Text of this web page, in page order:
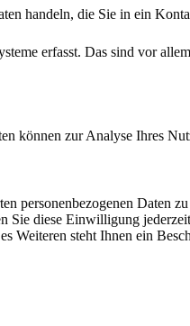
handeln, die Sie in ein
erfasst. Das sind vor
können zur Analyse Ihres
personenbezogenen Daten
diese Einwilligung
Weiteren steht Ihnen ein